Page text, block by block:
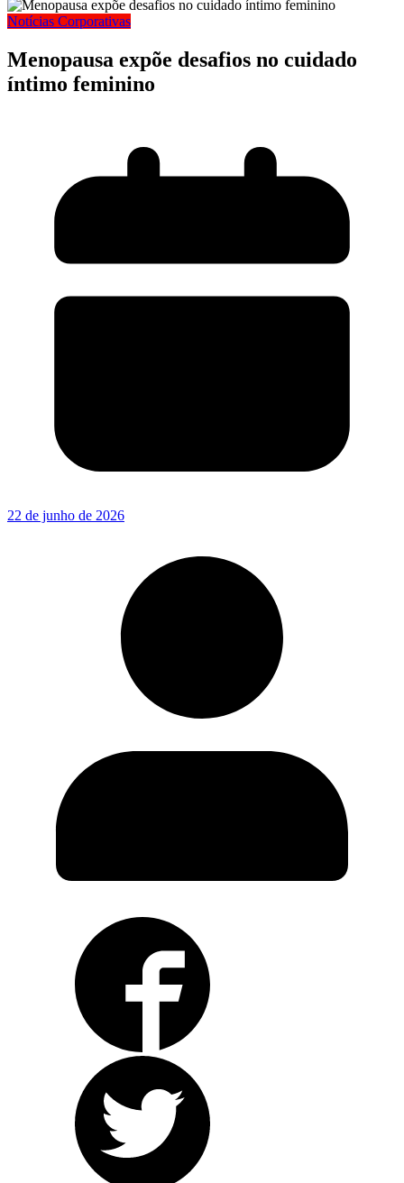
Notícias Corporativas
Menopausa expõe desafios no cuidado
íntimo feminino
22 de junho de 2026